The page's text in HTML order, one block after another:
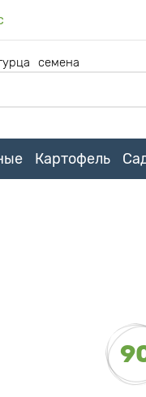
семена
Картофель